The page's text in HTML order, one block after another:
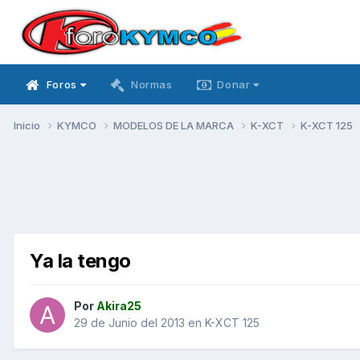
Foros Normas Donar
Inicio KYMCO MODELOS DE LA MARCA K-XCT K-XCT 125
Ya la tengo
Por Akira25
29 de Junio del 2013 en K-XCT 125